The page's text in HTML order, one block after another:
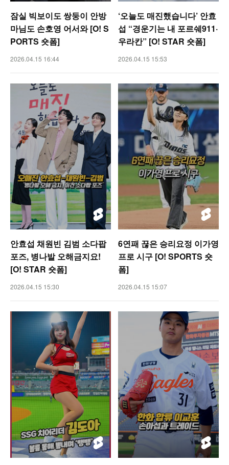
잠실 빅보이도 쌍둥이 안방
마님도 손호영 어서와 [O! S
PORTS 숏폼]
2026.04.15 16:44
‘오늘도 매진했습니다’ 안효
섭 “경운기는 내 포르쉐911·
우라칸” [O! STAR 숏폼]
2026.04.15 15:53
안효섭 채원빈 김범 소다팝
포즈, 병나발 오해금지요!
[O! STAR 숏폼]
2026.04.15 15:30
6연패 끊은 승리요정 이가영
프로 시구 [O! SPORTS 숏
폼]
2026.04.15 15:07